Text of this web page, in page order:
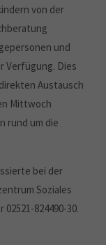
von der
und
Verfügung. Dies
Austausch
Mittwoch
rund um die
bei der
Soziales
824490-30.